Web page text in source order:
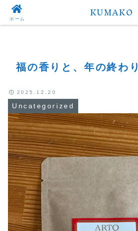
Uncategorized
福の香りと、年の終わり
Uncategorized
2025.12.20
ホーム KUMAKO